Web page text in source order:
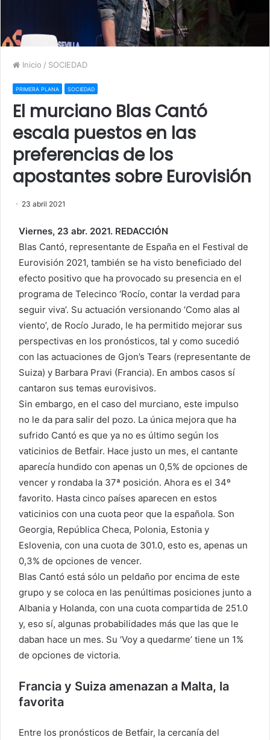
Inicio / SOCIEDAD
PRIMERA PLANA SOCIEDAD
El murciano Blas Cantó
escala puestos en las
preferencias de los
apostantes sobre Eurovisión
23 abril 2021
Viernes, 23 abr. 2021. REDACCIÓN
Blas Cantó, representante de España en el Festival de
Eurovisión 2021, también se ha visto beneficiado del
efecto positivo que ha provocado su presencia en el
programa de Telecinco ‘Rocío, contar la verdad para
seguir viva’. Su actuación versionando ‘Como alas al
viento’, de Rocío Jurado, le ha permitido mejorar sus
perspectivas en los pronósticos, tal y como sucedió
con las actuaciones de Gjon’s Tears (representante de
Suiza) y Barbara Pravi (Francia). En ambos casos sí
cantaron sus temas eurovisivos.
Sin embargo, en el caso del murciano, este impulso
no le da para salir del pozo. La única mejora que ha
sufrido Cantó es que ya no es último según los
vaticinios de Betfair. Hace justo un mes, el cantante
aparecía hundido con apenas un 0,5% de opciones de
vencer y rondaba la 37ª posición. Ahora es el 34º
favorito. Hasta cinco países aparecen en estos
vaticinios con una cuota peor que la española. Son
Georgia, República Checa, Polonia, Estonia y
Eslovenia, con una cuota de 301.0, esto es, apenas un
0,3% de opciones de vencer.
Blas Cantó está sólo un peldaño por encima de este
grupo y se coloca en las penúltimas posiciones junto a
Albania y Holanda, con una cuota compartida de 251.0
y, eso sí, algunas probabilidades más que las que le
daban hace un mes. Su ‘Voy a quedarme’ tiene un 1%
de opciones de victoria.
Francia y Suiza amenazan a Malta, la
favorita
Entre los pronósticos de Betfair, la cercanía del